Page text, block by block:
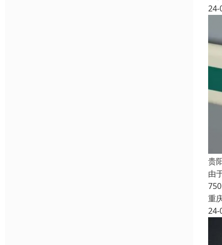
24-
贵
由
重
24-